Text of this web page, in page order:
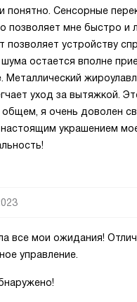
понятно. Сенсорные
позволяет мне быстро и
позволяет устройству
остается вполне
Металлический
уход за вытяжкой.
общем, я очень доволен
украшением
все мои ожидания!
управление.